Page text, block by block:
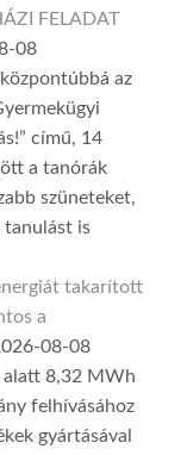
FELADAT
08
az
című, 14
a tanórák
szüneteket,
tanulást is
takarított
a
08-08
alatt 8,32 MWh
felhívásához
gyártásával